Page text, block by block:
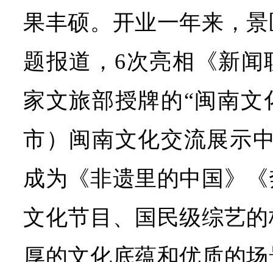
果丰硕。开业一年来，
题报道，6次亮相《新
家文旅部授牌的“闽南
市）闽南文化交流展示
成为《非遗里的中国》
文化节目、国民级综艺
厚的文化底蕴和优质的